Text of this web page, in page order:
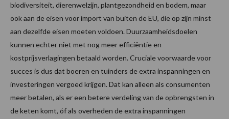
biodiversiteit, dierenwelzijn, plantgezondheid en bodem, maar
ook aan de eisen voor import van buiten de EU, die op zijn minst
aan dezelfde eisen moeten voldoen. Duurzaamheidsdoelen
kunnen echter niet met nog meer efficiëntie en
kostprijsverlagingen betaald worden. Cruciale voorwaarde voor
succes is dus dat boeren en tuinders de extra inspanningen en
investeringen vergoed krijgen. Dat kan alleen als consumenten
meer betalen, als er een betere verdeling van de opbrengsten in
de keten komt, óf als overheden de extra inspanningen